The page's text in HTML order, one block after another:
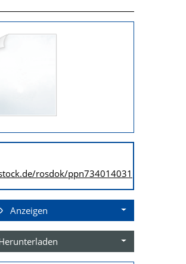
rosdok/ppn734014031
Anzeigen